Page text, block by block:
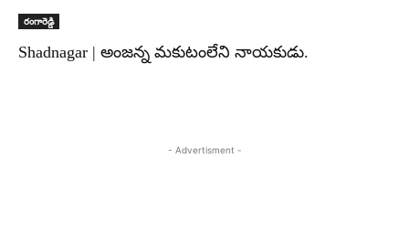
రంగారెడ్డి
Shadnagar | అంజన్న మకుటంలేని నాయకుడు.
- Advertisment -